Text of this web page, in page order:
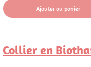
Ajouter au panier
Collier en